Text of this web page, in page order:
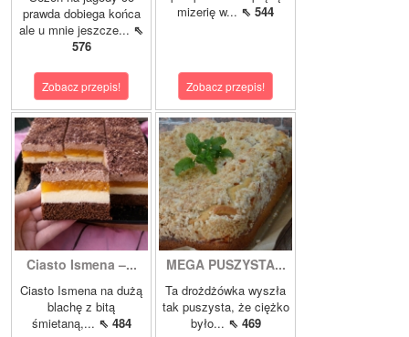
prawda dobiega końca
ale u mnie jeszcze... ⇖
576
Zobacz przepis!
mizerię w... ⇖ 544
Zobacz przepis!
Ciasto Ismena –...
Ciasto Ismena na dużą
blachę z bitą
śmietaną,... ⇖ 484
MEGA PUSZYSTA...
Ta drożdżówka wyszła
tak puszysta, że ciężko
było... ⇖ 469